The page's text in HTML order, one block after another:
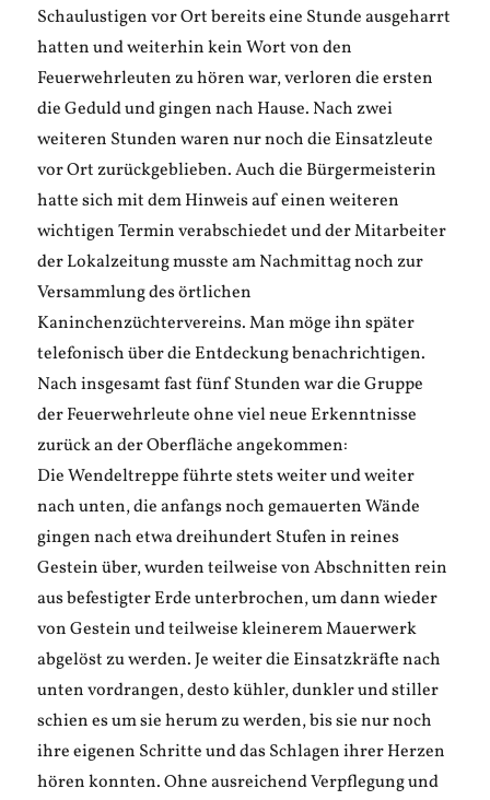
Schaulustigen vor Ort bereits eine Stunde ausgeharrt
hatten und weiterhin kein Wort von den
Feuerwehrleuten zu hören war, verloren die ersten
die Geduld und gingen nach Hause. Nach zwei
weiteren Stunden waren nur noch die Einsatzleute
vor Ort zurückgeblieben. Auch die Bürgermeisterin
hatte sich mit dem Hinweis auf einen weiteren
wichtigen Termin verabschiedet und der Mitarbeiter
der Lokalzeitung musste am Nachmittag noch zur
Versammlung des örtlichen
Kaninchenzüchtervereins. Man möge ihn später
telefonisch über die Entdeckung benachrichtigen.
Nach insgesamt fast fünf Stunden war die Gruppe
der Feuerwehrleute ohne viel neue Erkenntnisse
zurück an der Oberfläche angekommen:
Die Wendeltreppe führte stets weiter und weiter
nach unten, die anfangs noch gemauerten Wände
gingen nach etwa dreihundert Stufen in reines
Gestein über, wurden teilweise von Abschnitten rein
aus befestigter Erde unterbrochen, um dann wieder
von Gestein und teilweise kleinerem Mauerwerk
abgelöst zu werden. Je weiter die Einsatzkräfte nach
unten vordrangen, desto kühler, dunkler und stiller
schien es um sie herum zu werden, bis sie nur noch
ihre eigenen Schritte und das Schlagen ihrer Herzen
hören konnten. Ohne ausreichend Verpflegung und